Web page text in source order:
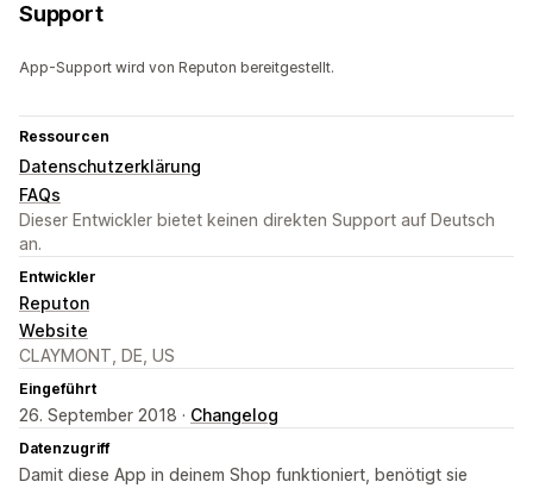
Support
App-Support wird von Reputon bereitgestellt.
Ressourcen
Datenschutzerklärung
FAQs
Dieser Entwickler bietet keinen direkten Support auf Deutsch
an.
Entwickler
Reputon
Website
CLAYMONT, DE, US
Eingeführt
26. September 2018 · Changelog
Datenzugriff
Damit diese App in deinem Shop funktioniert, benötigt sie